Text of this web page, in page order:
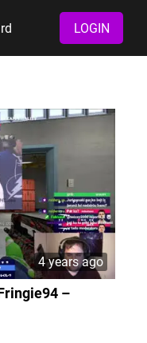
LOGIN
4 years ago
–